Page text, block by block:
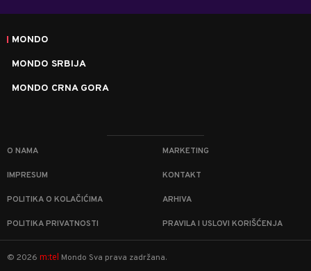
MONDO
MONDO SRBIJA
MONDO CRNA GORA
O NAMA MARKETING
IMPRESUM KONTAKT
POLITIKA O KOLAČIĆIMA ARHIVA
POLITIKA PRIVATNOSTI PRAVILA I USLOVI KORIŠĆENJA
© 2026 m:tel Mondo Sva prava zadržana.